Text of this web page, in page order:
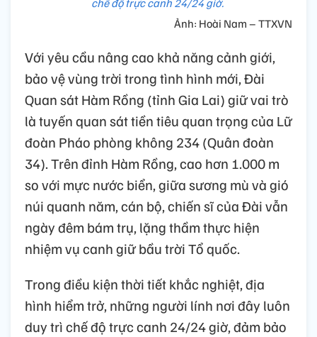
chế độ trực canh 24/24 giờ.
Ảnh: Hoài Nam – TTXVN
Với yêu cầu nâng cao khả năng cảnh giới,
bảo vệ vùng trời trong tình hình mới, Đài
Quan sát Hàm Rồng (tỉnh Gia Lai) giữ vai trò
là tuyến quan sát tiền tiêu quan trọng của Lữ
đoàn Pháo phòng không 234 (Quân đoàn
34). Trên đỉnh Hàm Rồng, cao hơn 1.000 m
so với mực nước biển, giữa sương mù và gió
núi quanh năm, cán bộ, chiến sĩ của Đài vẫn
ngày đêm bám trụ, lặng thầm thực hiện
nhiệm vụ canh giữ bầu trời Tổ quốc.
Trong điều kiện thời tiết khắc nghiệt, địa
hình hiểm trở, những người lính nơi đây luôn
duy trì chế độ trực canh 24/24 giờ, đảm bảo